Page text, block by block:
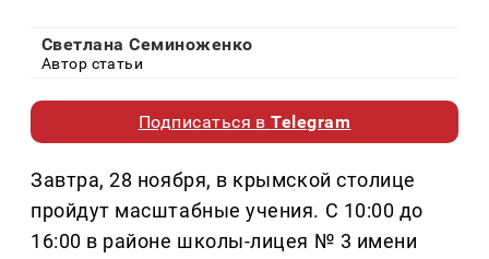
Светлана Семиноженко
Автор статьи
Подписаться вTelegram
Завтра, 28 ноября, в крымской столице
пройдут масштабные учения. С 10:00 до
16:00 в районе школы-лицея № 3 имени